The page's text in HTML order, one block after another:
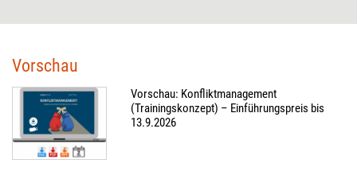
Vorschau
Vorschau: Konfliktmanagement
(Trainingskonzept) – Einführungspreis bis
13.9.2026